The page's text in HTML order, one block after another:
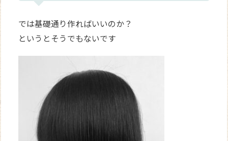
では基礎通り作ればいいのか？
というとそうでもないです